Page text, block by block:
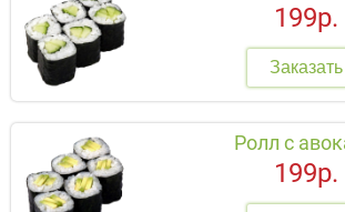
199р.
Заказать
Ролл с
199р.